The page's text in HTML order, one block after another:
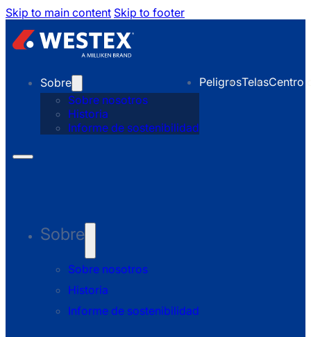
Skip to main content Skip to footer
Sobre
Sobre nosotros
Historia
Informe de sostenibilidad
PeligrosTelasCentro
Sobre
Sobre nosotros
Historia
Informe de sostenibilidad